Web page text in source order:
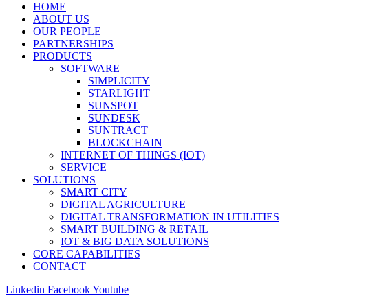
HOME
ABOUT US
OUR PEOPLE
PARTNERSHIPS
PRODUCTS
SOFTWARE
SIMPLICITY
STARLIGHT
SUNSPOT
SUNDESK
SUNTRACT
BLOCKCHAIN
INTERNET OF THINGS (IOT)
SERVICE
SOLUTIONS
SMART CITY
DIGITAL AGRICULTURE
DIGITAL TRANSFORMATION IN UTILITIES
SMART BUILDING & RETAIL
IOT & BIG DATA SOLUTIONS
CORE CAPABILITIES
CONTACT
Linkedin FacebookYoutube